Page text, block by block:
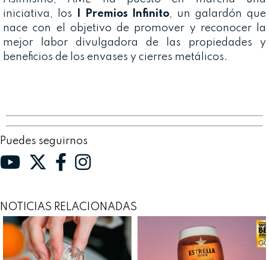
iniciativa, los
I Premios Infinito , un galardón que
nace con el objetivo de promover y reconocer la
mejor labor divulgadora de las propiedades y
beneficios de los envases y cierres metálicos.
Puedes seguirnos
NOTICIAS RELACIONADAS